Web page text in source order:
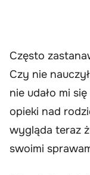
Często
Czy nie
nie udało mi
opieki nad
wygląda teraz
swoimi